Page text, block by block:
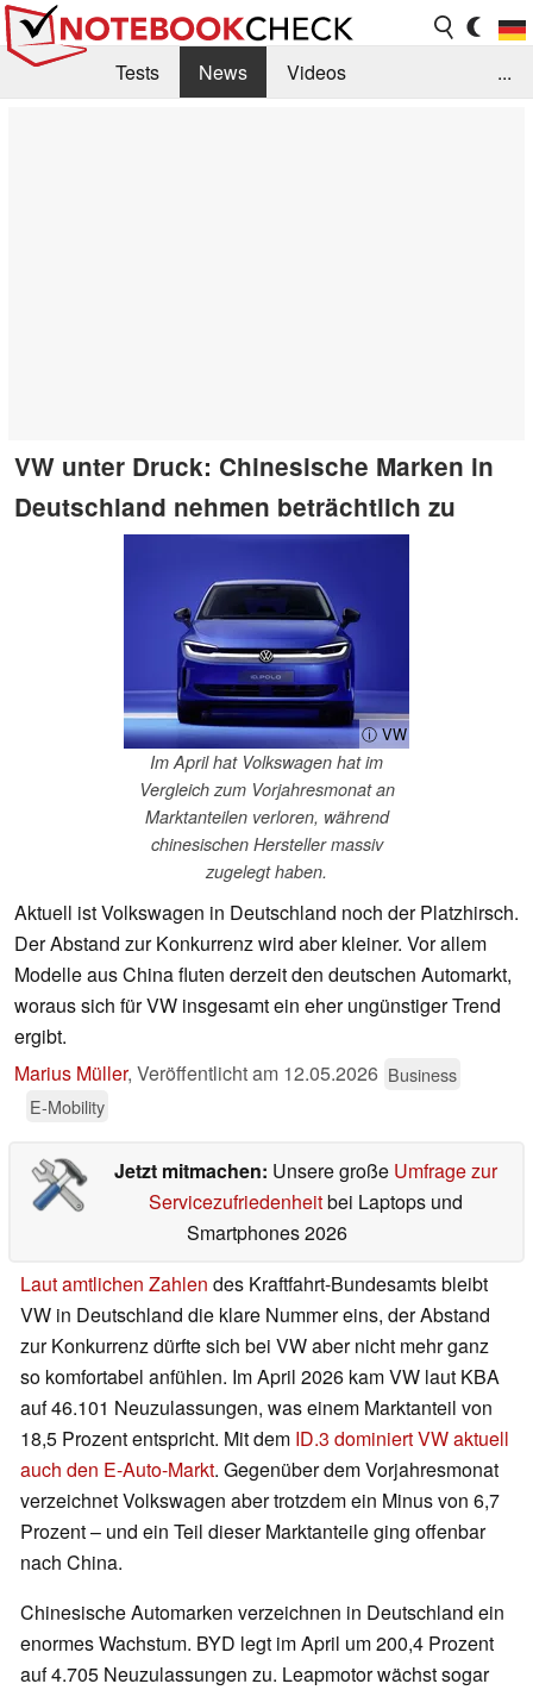
Tests News
Videos
...
VW unter Druck: Chinesische Marken in
Deutschland nehmen beträchtlich zu
ⓘ VW
Im April hat Volkswagen hat im
Vergleich zum Vorjahresmonat an
Marktanteilen verloren, während
chinesischen Hersteller massiv
zugelegt haben.
Aktuell ist Volkswagen in Deutschland noch der Platzhirsch.
Der Abstand zur Konkurrenz wird aber kleiner. Vor allem
Modelle aus China fluten derzeit den deutschen Automarkt,
woraus sich für VW insgesamt ein eher ungünstiger Trend
ergibt.
Marius Müller, Veröffentlicht am 12.05.2026 Business
E-Mobility
Jetzt mitmachen: Unsere große Umfrage zur
Servicezufriedenheitbei Laptops und
Smartphones 2026
Laut amtlichen Zahlen des Kraftfahrt-Bundesamts bleibt
VW in Deutschland die klare Nummer eins, der Abstand
zur Konkurrenz dürfte sich bei VW aber nicht mehr ganz
so komfortabel anfühlen. Im April 2026 kam VW laut KBA
auf 46.101 Neuzulassungen, was einem Marktanteil von
18,5 Prozent entspricht. Mit dem ID.3 dominiert VW aktuell
auch den E-Auto-Markt. Gegenüber dem Vorjahresmonat
verzeichnet Volkswagen aber trotzdem ein Minus von 6,7
Prozent – und ein Teil dieser Marktanteile ging offenbar
nach China.
Chinesische Automarken verzeichnen in Deutschland ein
enormes Wachstum. BYD legt im April um 200,4 Prozent
auf 4.705 Neuzulassungen zu. Leapmotor wächst sogar